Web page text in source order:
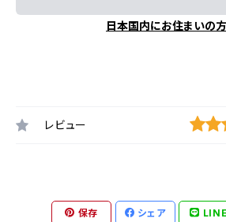
日本国内にお住まいの
レビュー
保存 シェア LINE